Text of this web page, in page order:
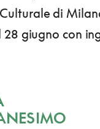
di
giugno con